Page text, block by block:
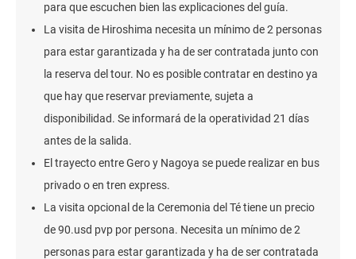
para que escuchen bien las explicaciones del guía.
La visita de Hiroshima necesita un mínimo de 2 personas
para estar garantizada y ha de ser contratada junto con
la reserva del tour. No es posible contratar en destino ya
que hay que reservar previamente, sujeta a
disponibilidad. Se informará de la operatividad 21 días
antes de la salida.
El trayecto entre Gero y Nagoya se puede realizar en bus
privado o en tren express.
La visita opcional de la Ceremonia del Té tiene un precio
de 90.usd pvp por persona. Necesita un mínimo de 2
personas para estar garantizada y ha de ser contratada